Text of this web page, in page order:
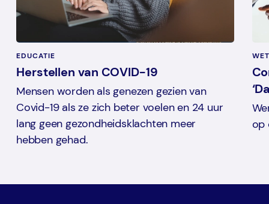
EDUCATIE
Herstellen van COVID-19
Mensen worden als genezen gezien van
Covid-19 als ze zich beter voelen en 24 uur
lang geen gezondheidsklachten meer
hebben gehad.
op